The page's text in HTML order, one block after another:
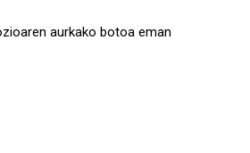
aurkako botoa eman